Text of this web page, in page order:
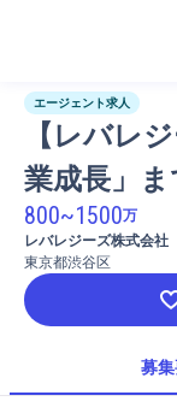
エージェント求人
【レバレ
業成長」
800~1500万
レバレジーズ株式会社
東京都渋谷区
募